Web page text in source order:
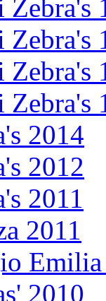
Zebra's
Zebra's
Zebra's
Zebra's
2014
2012
2011
2011
2010